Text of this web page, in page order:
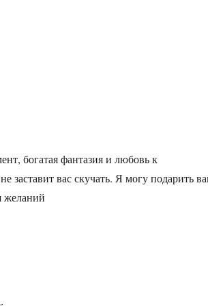
богатая фантазия и любовь к
заставит вас скучать. Я могу подарить
желаний